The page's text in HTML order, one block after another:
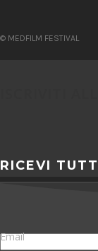
© MEDFILM FESTIVAL
RICEVI
Email